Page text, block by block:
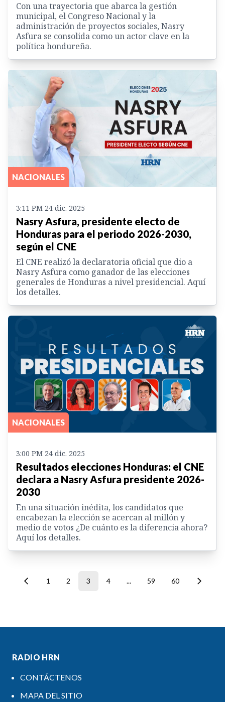
Con una trayectoria que abarca la gestión
municipal, el Congreso Nacional y la
administración de proyectos sociales, Nasry
Asfura se consolida como un actor clave en la
política hondureña.
NACIONALES
3:11 PM 24 dic. 2025
Nasry Asfura, presidente electo de
Honduras para el periodo 2026-2030,
según el CNE
El CNE realizó la declaratoria oficial que dio a
Nasry Asfura como ganador de las elecciones
generales de Honduras a nivel presidencial. Aquí
los detalles.
NACIONALES
3:00 PM 24 dic. 2025
Resultados elecciones Honduras: el CNE
declara a Nasry Asfura presidente 2026-
2030
En una situación inédita, los candidatos que
encabezan la elección se acercan al millón y
medio de votos ¿De cuánto es la diferencia ahora?
Aquí los detalles.
1 2 3 4 ... 59 60
RADIO HRN
CONTÁCTENOS
MAPA DEL SITIO